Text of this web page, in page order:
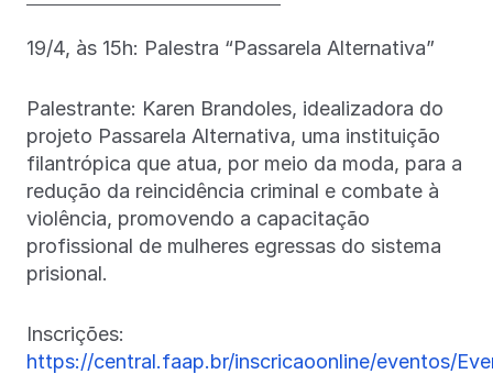
19/4, às 15h: Palestra “Passarela Alternativa”
Palestrante: Karen Brandoles, idealizadora do
projeto Passarela Alternativa, uma instituição
filantrópica que atua, por meio da moda, para a
redução da reincidência criminal e combate à
violência, promovendo a capacitação
profissional de mulheres egressas do sistema
prisional.
Inscrições:
https://central.faap.br/inscricaoonline/eventos/